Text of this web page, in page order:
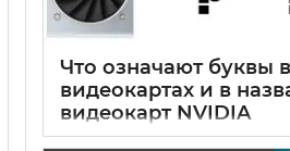
Что означают буквы в
видеокартах и в
видеокарт NVIDIA